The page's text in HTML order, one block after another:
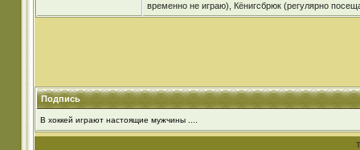
временно не играю), Кёнигсбрюк (регулярно
Подпись
В хоккей играют настоящие мужчины ....